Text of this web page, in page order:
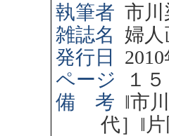
執筆者 市川
雑誌名
婦人
発行日
2010
ページ
１
備 考 ‖市
代］ ‖